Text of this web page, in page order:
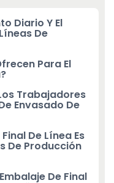
Diario Y El
De
Para El
Trabajadores
Envasado De
De Línea Es
De Producción
De Final